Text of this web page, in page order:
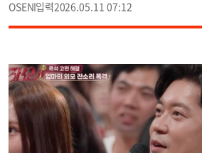
OSEN 2026.05.11 07:12